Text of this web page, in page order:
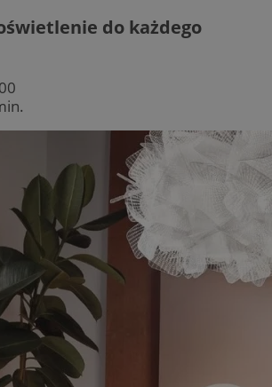
do każdego